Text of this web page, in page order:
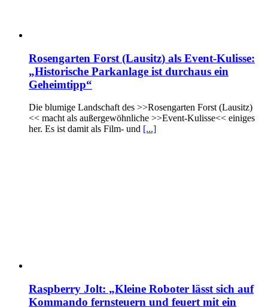
Rosengarten Forst (Lausitz) als Event-Kulisse:
„Historische Parkanlage ist durchaus ein
Geheimtipp“
Die blumige Landschaft des >>Rosengarten Forst (Lausitz)
<< macht als außergewöhnliche >>Event-Kulisse<< einiges
her. Es ist damit als Film- und [...]
Raspberry Jolt: „Kleine Roboter lässt sich auf
Kommando fernsteuern und feuert mit ein